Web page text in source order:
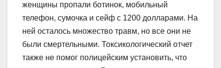
женщины пропали ботинок, мобильный
телефон, сумочка и сейф с 1200 долларами. На
ней осталось множество травм, но все они не
были смертельными. Токсикологический отчет
также не помог полицейским установить, что